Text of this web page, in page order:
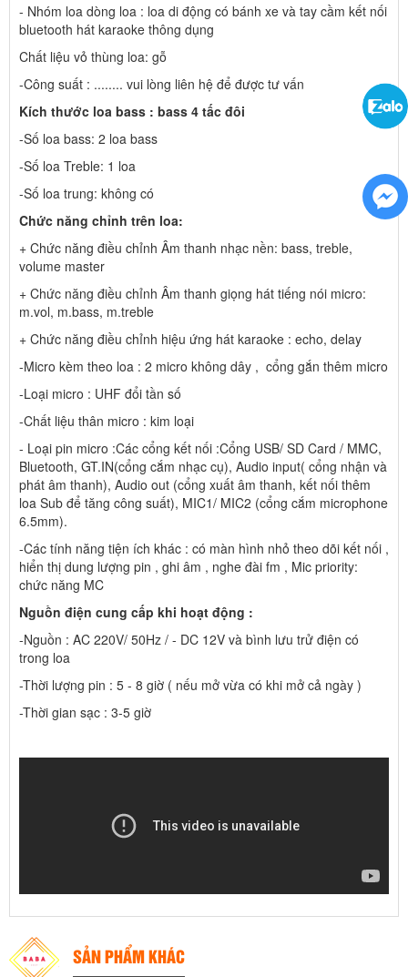
- Nhóm loa dòng loa : loa di động có bánh xe và tay cầm kết nối
bluetooth hát karaoke thông dụng
Chất liệu vỏ thùng loa: gỗ
-Công suất : ........ vui lòng liên hệ để được tư vấn
Kích thước loa bass : bass 4 tấc đôi
-Số loa bass: 2 loa bass
-Số loa Treble: 1 loa
-Số loa trung: không có
Chức năng chỉnh trên loa:
+ Chức năng điều chỉnh Âm thanh nhạc nền: bass, treble,
volume master
+ Chức năng điều chỉnh Âm thanh giọng hát tiếng nói micro:
m.vol, m.bass, m.treble
+ Chức năng điều chỉnh hiệu ứng hát karaoke : echo, delay
-Micro kèm theo loa : 2 micro không dây , cổng gắn thêm micro
-Loại micro : UHF đổi tần số
-Chất liệu thân micro : kim loại
- Loại pin micro :Các cổng kết nối :Cổng USB/ SD Card / MMC,
Bluetooth, GT.IN(cổng cắm nhạc cụ), Audio input( cổng nhận và
phát âm thanh), Audio out (cổng xuất âm thanh, kết nối thêm
loa Sub để tăng công suất), MIC1/ MIC2 (cổng cắm microphone
6.5mm).
-Các tính năng tiện ích khác : có màn hình nhỏ theo dõi kết nối ,
hiển thị dung lượng pin , ghi âm , nghe đài fm , Mic priority:
chức năng MC
Nguồn điện cung cấp khi hoạt động :
-Nguồn : AC 220V/ 50Hz / - DC 12V và bình lưu trử điện có
trong loa
-Thời lượng pin : 5 - 8 giờ ( nếu mở vừa có khi mở cả ngày )
-Thời gian sạc : 3-5 giờ
SẢN PHẨM KHÁC